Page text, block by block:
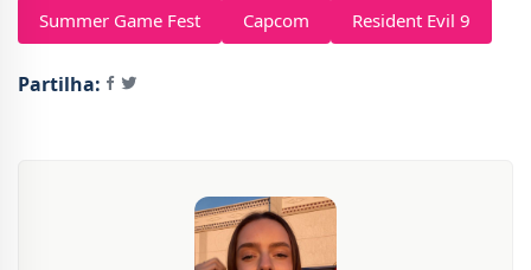
Summer Game Fest Capcom Resident Evil 9
Partilha: